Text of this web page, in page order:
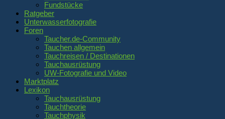
Fundstücke
Ratgeber
Unterwasserfotografie
Foren
Taucher.de-Community
Tauchen allgemein
Tauchreisen / Destinationen
Tauchausrüstung
UW-Fotografie und Video
Marktplatz
Lexikon
Tauchausrüstung
Tauchtheorie
Tauchphysik